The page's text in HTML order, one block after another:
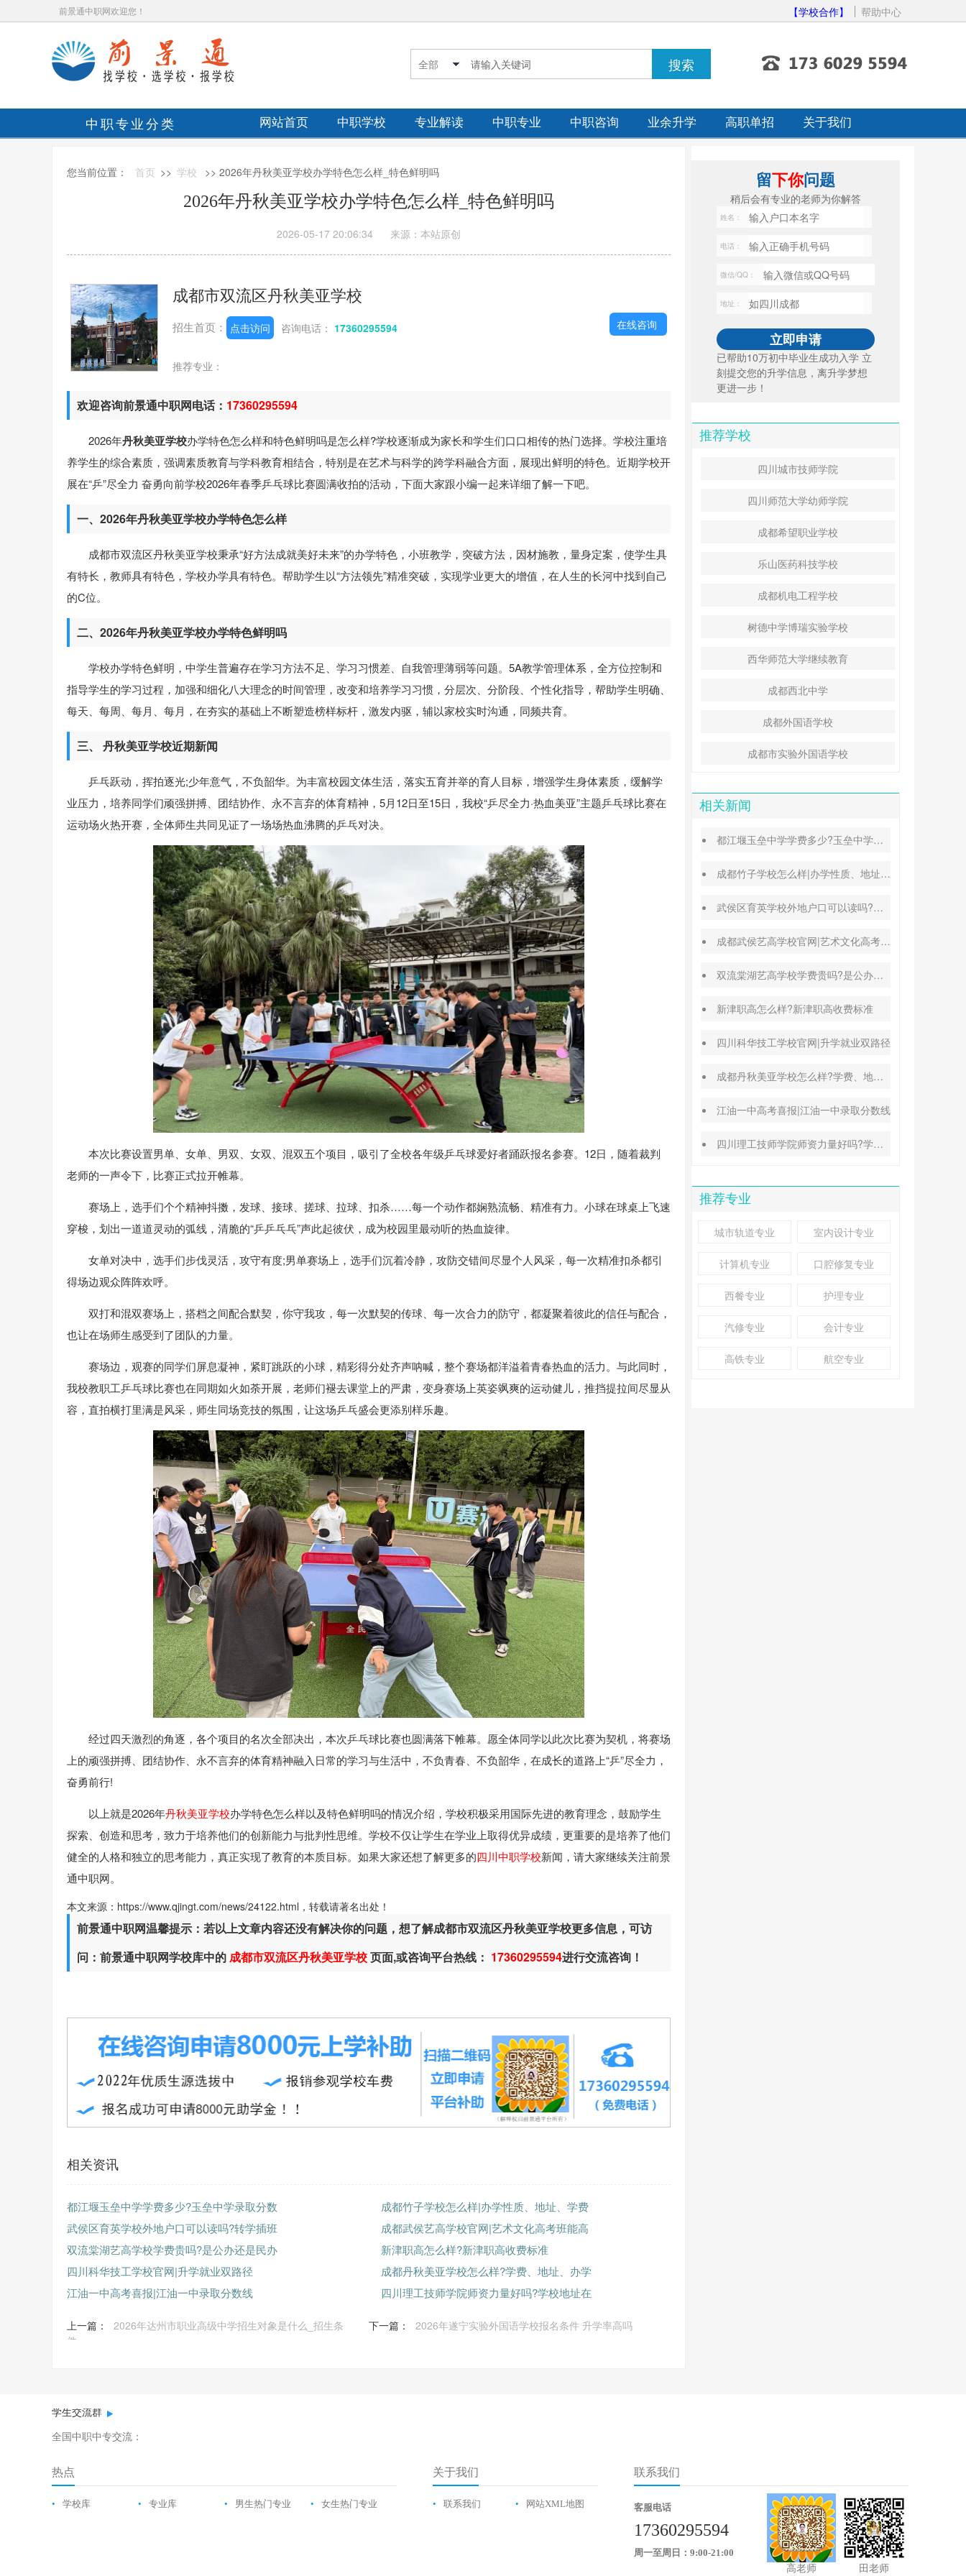
前景通中职网欢迎您！ 【学校合作】 帮助中心
中职专业分类 网站首页 中职学校 专业解读 中职专业 中职咨询 业余升学 高职单招 关于我们
您当前位置： 首页 >> 学校 >> 2026年丹秋美亚学校办学特色怎么样_特色鲜明吗
2026年丹秋美亚学校办学特色怎么样_特色鲜明吗
2026-05-17 20:06:34 来源：本站原创
成都市双流区丹秋美亚学校
招生首页： 点击访问 咨询电话： 17360295594
推荐专业：
在线咨询
欢迎咨询前景通中职网电话： 17360295594
2026年丹秋美亚学校办学特色怎么样和特色鲜明吗是怎么样?学校逐渐成为家长和学生们口口相传的热门选择。学校注重培
养学生的综合素质，强调素质教育与学科教育相结合，特别是在艺术与科学的跨学科融合方面，展现出鲜明的特色。近期学校开
展在“乒”尽全力 奋勇向前学校2026年春季乒乓球比赛圆满收拍的活动，下面大家跟小编一起来详细了解一下吧。
一、2026年丹秋美亚学校办学特色怎么样
成都市双流区丹秋美亚学校秉承“好方法成就美好未来”的办学特色，小班教学，突破方法，因材施教，量身定案，使学生具
有特长，教师具有特色，学校办学具有特色。帮助学生以“方法领先”精准突破，实现学业更大的增值，在人生的长河中找到自己
的C位。
二、2026年丹秋美亚学校办学特色鲜明吗
学校办学特色鲜明，中学生普遍存在学习方法不足、学习习惯差、自我管理薄弱等问题。5A教学管理体系，全方位控制和
指导学生的学习过程，加强和细化八大理念的时间管理，改变和培养学习习惯，分层次、分阶段、个性化指导，帮助学生明确、
每天、每周、每月、每月，在夯实的基础上不断塑造榜样标杆，激发内驱，辅以家校实时沟通，同频共育。
三、 丹秋美亚学校近期新闻
乒乓跃动，挥拍逐光;少年意气，不负韶华。为丰富校园文体生活，落实五育并举的育人目标，增强学生身体素质，缓解学
业压力，培养同学们顽强拼搏、团结协作、永不言弃的体育精神，5月12日至15日，我校“乒尽全力·热血美亚”主题乒乓球比赛在
运动场火热开赛，全体师生共同见证了一场场热血沸腾的乒乓对决。
本次比赛设置男单、女单、男双、女双、混双五个项目，吸引了全校各年级乒乓球爱好者踊跃报名参赛。12日，随着裁判
老师的一声令下，比赛正式拉开帷幕。
赛场上，选手们个个精神抖擞，发球、接球、搓球、拉球、扣杀……每一个动作都娴熟流畅、精准有力。小球在球桌上飞速
穿梭，划出一道道灵动的弧线，清脆的“乒乒乓乓”声此起彼伏，成为校园里最动听的热血旋律。
女单对决中，选手们步伐灵活，攻守有度;男单赛场上，选手们沉着冷静，攻防交错间尽显个人风采，每一次精准扣杀都引
得场边观众阵阵欢呼。
双打和混双赛场上，搭档之间配合默契，你守我攻，每一次默契的传球、每一次合力的防守，都凝聚着彼此的信任与配合，
也让在场师生感受到了团队的力量。
赛场边，观赛的同学们屏息凝神，紧盯跳跃的小球，精彩得分处齐声呐喊，整个赛场都洋溢着青春热血的活力。与此同时，
我校教职工乒乓球比赛也在同期如火如荼开展，老师们褪去课堂上的严肃，变身赛场上英姿飒爽的运动健儿，推挡提拉间尽显从
容，直拍横打里满是风采，师生同场竞技的氛围，让这场乒乓盛会更添别样乐趣。
经过四天激烈的角逐，各个项目的名次全部决出，本次乒乓球比赛也圆满落下帷幕。愿全体同学以此次比赛为契机，将赛场
上的顽强拼搏、团结协作、永不言弃的体育精神融入日常的学习与生活中，不负青春、不负韶华，在成长的道路上“乒”尽全力，
奋勇前行!
以上就是2026年丹秋美亚学校办学特色怎么样以及特色鲜明吗的情况介绍，学校积极采用国际先进的教育理念，鼓励学生
探索、创造和思考，致力于培养他们的创新能力与批判性思维。学校不仅让学生在学业上取得优异成绩，更重要的是培养了他们
健全的人格和独立的思考能力，真正实现了教育的本质目标。如果大家还想了解更多的四川中职学校新闻，请大家继续关注前景
通中职网。
本文来源：https://www.qjingt.com/news/24122.html，转载请著名出处！
前景通中职网温馨提示：若以上文章内容还没有解决你的问题，想了解成都市双流区丹秋美亚学校更多信息，可访
问：前景通中职网学校库中的成都市双流区丹秋美亚学校页面,或咨询平台热线： 17360295594进行交流咨询！
相关资讯
都江堰玉垒中学学费多少?玉垒中学录取分数
成都竹子学校怎么样|办学性质、地址、学费
武侯区育英学校外地户口可以读吗?转学插班
成都武侯艺高学校官网|艺术文化高考班能高
双流棠湖艺高学校学费贵吗?是公办还是民办
新津职高怎么样?新津职高收费标准
四川科华技工学校官网|升学就业双路径
成都丹秋美亚学校怎么样?学费、地址、办学
江油一中高考喜报|江油一中录取分数线
四川理工技师学院师资力量好吗?学校地址在
上一篇：
2026年达州市职业高级中学招生对象是什么_招生条
件
下一篇： 2026年遂宁实验外国语学校报名条件 升学率高吗
留下你问题
稍后会有专业的老师为你解答
姓名：
电话：
微信/QQ：
地址：
已帮助10万初中毕业生成功入学 立
刻提交您的升学信息，离升学梦想
更进一步！
推荐学校
四川城市技师学院
四川师范大学幼师学院
成都希望职业学校
乐山医药科技学校
成都机电工程学校
树德中学博瑞实验学校
西华师范大学继续教育
成都西北中学
成都外国语学校
成都市实验外国语学校
相关新闻
都江堰玉垒中学学费多少?玉垒中学录取分数线
成都竹子学校怎么样|办学性质、地址、学费汇总
武侯区育英学校外地户口可以读吗?转学插班条件
成都武侯艺高学校官网|艺术文化高考班能高考吗
双流棠湖艺高学校学费贵吗?是公办还是民办
新津职高怎么样?新津职高收费标准
四川科华技工学校官网|升学就业双路径
成都丹秋美亚学校怎么样?学费、地址、办学特色汇总
江油一中高考喜报|江油一中录取分数线
四川理工技师学院师资力量好吗?学校地址在哪里
推荐专业
城市轨道专业 室内设计专业
计算机专业 口腔修复专业
西餐专业 护理专业
汽修专业 会计专业
高铁专业 航空专业
学生交流群
全国中职中专交流：
热点
• 学校库 • 专业库 • 男生热门专业 • 女生热门专业
关于我们
• 联系我们 • 网站XML地图
联系我们
客服电话
17360295594
周一至周日：9:00-21:00
高老师
田老师